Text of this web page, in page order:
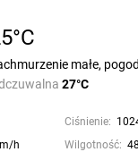
27°C
małe,
Ciśnienie:
h Wilgotność: